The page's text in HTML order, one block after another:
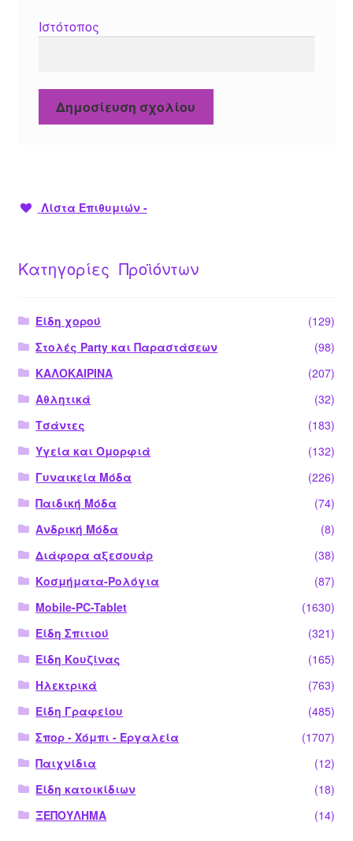
Ιστότοπος
Λίστα Επιθυμιών -
Κατηγορίες Προϊόντων
Είδη χορού
(129)
Στολές Party και Παραστάσεων
(98)
ΚΑΛΟΚΑΙΡΙΝΑ
(207)
Αθλητικά
(32)
Τσάντες
(183)
Υγεία και Ομορφιά
(132)
Γυναικεία Μόδα
(226)
Παιδική Μόδα
(74)
Ανδρική Μόδα
(8)
Διάφορα αξεσουάρ
(38)
Κοσμήματα-Ρολόγια
(87)
Mobile-PC-Tablet
(1630)
Είδη Σπιτιού
(321)
Είδη Κουζίνας
(165)
Ηλεκτρικά
(763)
Είδη Γραφείου
(485)
Σπορ - Χόμπι - Εργαλεία
(1707)
Παιχνίδια
(12)
Είδη κατοικίδιων
(18)
ΞΕΠΟΥΛΗΜΑ
(14)